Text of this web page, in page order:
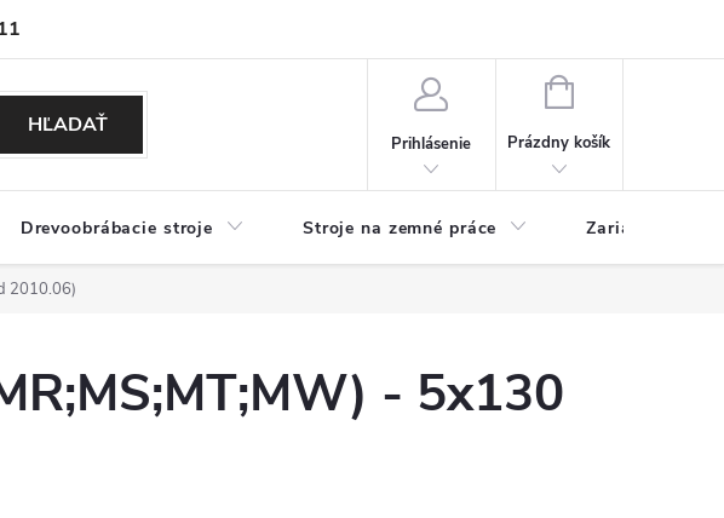
HĽADAŤ
Prihlásenie
NÁKUPNÝ
Prázdny košík
Drevoobrábacie stroje Stroje na zemné práce Zariadenia na
2010.06)
- 5x130